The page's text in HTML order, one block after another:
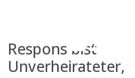
Respons bist
Unverheirateter,